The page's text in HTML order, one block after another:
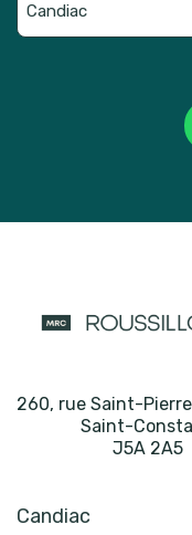
260, rue Saint-
Saint-
J5A 2A5
Candiac